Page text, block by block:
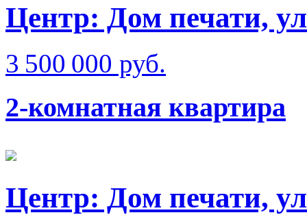
Центр: Дом печати,
3 500 000 руб.
2-комнатная квартира
Центр: Дом печати,